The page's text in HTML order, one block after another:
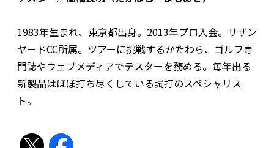
1983年生まれ、東京都出身。2013年プロ入会。サザン
ヤードCC所属。ツアーに挑戦するかたわら、ゴルフ専
門誌やウェブメディアでテスターを務める。毎年出る
新製品はほぼ打ち尽くしている試打のスペシャリス
ト。